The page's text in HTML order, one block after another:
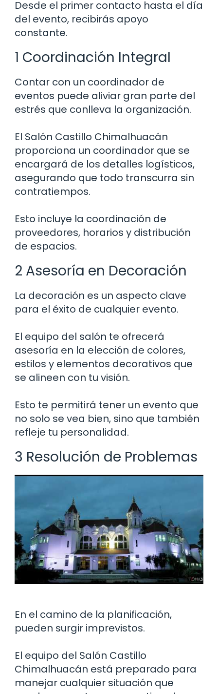
Desde el primer contacto hasta el día
del evento, recibirás apoyo
constante.
1 Coordinación Integral
Contar con un coordinador de
eventos puede aliviar gran parte del
estrés que conlleva la organización.
El Salón Castillo Chimalhuacán
proporciona un coordinador que se
encargará de los detalles logísticos,
asegurando que todo transcurra sin
contratiempos.
Esto incluye la coordinación de
proveedores, horarios y distribución
de espacios.
2 Asesoría en Decoración
La decoración es un aspecto clave
para el éxito de cualquier evento.
El equipo del salón te ofrecerá
asesoría en la elección de colores,
estilos y elementos decorativos que
se alineen con tu visión.
Esto te permitirá tener un evento que
no solo se vea bien, sino que también
refleje tu personalidad.
3 Resolución de Problemas
En el camino de la planificación,
pueden surgir imprevistos.
El equipo del Salón Castillo
Chimalhuacán está preparado para
manejar cualquier situación que